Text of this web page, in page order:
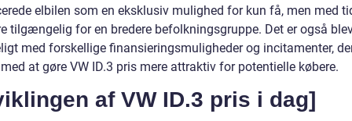
elbilen som en eksklusiv mulighed for kun få, men med
tilgængelig for en bredere befolkningsgruppe. Det er også
med forskellige finansieringsmuligheder og incitamenter,
at gøre VW ID.3 pris mere attraktiv for potentielle købere.
af VW ID.3 pris i dag]